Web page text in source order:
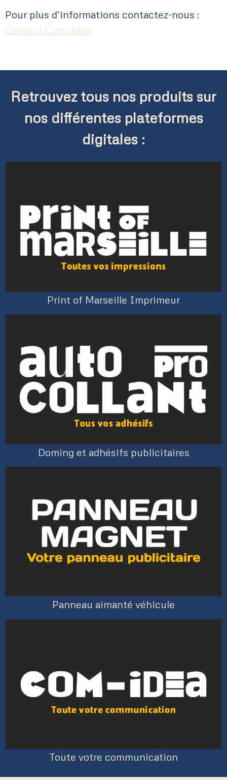
Pour plus d’informations contactez-nous :
Contact Com-Idea
Retrouvez tous nos produits sur
nos différentes plateformes
digitales :
Print of Marseille Imprimeur
Doming et adhésifs publicitaires
Panneau aimanté véhicule
Toute votre communication